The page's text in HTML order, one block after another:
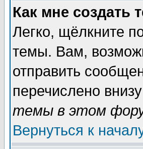
Как мне создать
Легко, щёлкните
темы. Вам,
отправить
перечислено
темы в этом
Вернуться к